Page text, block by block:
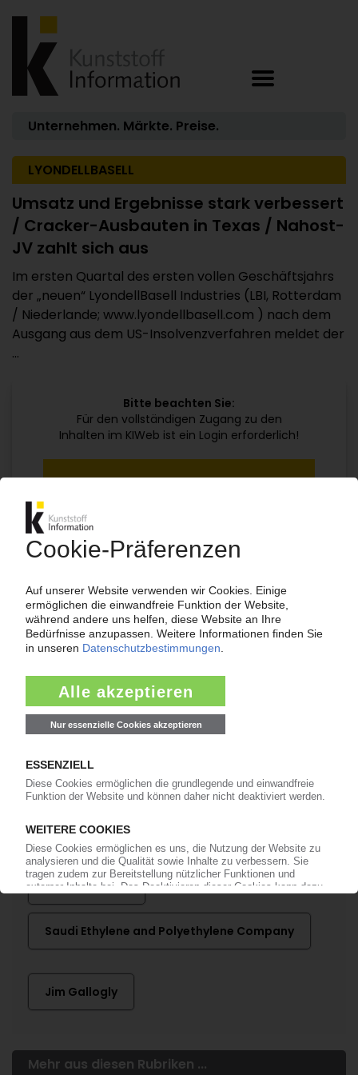
Unternehmen. Märkte. Preise.
LYONDELLBASELL
Umsatz und Ergebnisse stark verbessert
/ Cracker-Ausbauten in Texas / Nahost-
JV zahlt sich aus
Im ersten Quartal des ersten vollen Geschäftsjahrs
der „neuen“ LyondellBasell Industries (LBI, Rotterdam
/ Niederlande; www.lyondellbasell.com ) nach dem
Ausgang aus dem US-Insolvenzverfahren meldet der
...
Bitte beachten Sie:
Für den vollständigen Zugang zu den
Inhalten im KIWeb ist ein Login erforderlich!
Ihr KI Zugang
ab99€/Monat
Jetzt kostenlos testen
Bereits KI-Abonnent? Jetzt
anmelden!
Mehr zu ...
LyondellBasell
Saudi Ethylene and Polyethylene Company
Jim Gallogly
Mehr aus diesen Rubriken ...